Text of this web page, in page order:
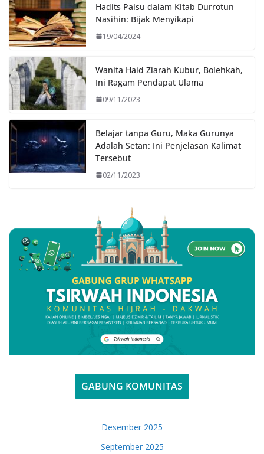
Hadits Palsu dalam Kitab Durrotun
Nasihin: Bijak Menyikapi
19/04/2024
Wanita Haid Ziarah Kubur, Bolehkah,
Ini Ragam Pendapat Ulama
09/11/2023
Belajar tanpa Guru, Maka Gurunya
Adalah Setan: Ini Penjelasan Kalimat
Tersebut
02/11/2023
GABUNG KOMUNITAS
Desember 2025
September 2025